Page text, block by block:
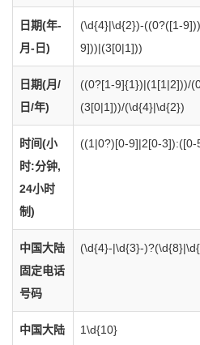
日期(年-
月-日)
(\d{4}|\d{2})-((0?([1-
9]))|(3[0|1]))
日期(月/
日/年)
((0?[1-9]{1})|(1[1|2]))/
(3[0|1]))/(\d{4}|\d{2})
时间(小
时:分钟,
24小时
制)
((1|0?)[0-9]|2[0-3]):([0-
中国大陆
固定电话
号码
(\d{4}-|\d{3}-
中国大陆
1\d{10}